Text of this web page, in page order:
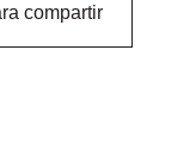
compartir